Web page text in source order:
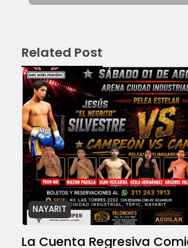
Related Post
NAYARIT
La Cuenta Regresiva